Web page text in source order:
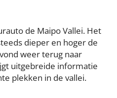
de Maipo Vallei. Het
dieper en hoger de
weer terug naar
uitgebreide informatie
plekken in de vallei.